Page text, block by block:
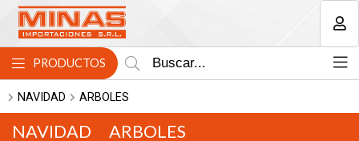
PRODUCTOS
NAVIDAD ARBOLES
NAVIDAD ARBOLES